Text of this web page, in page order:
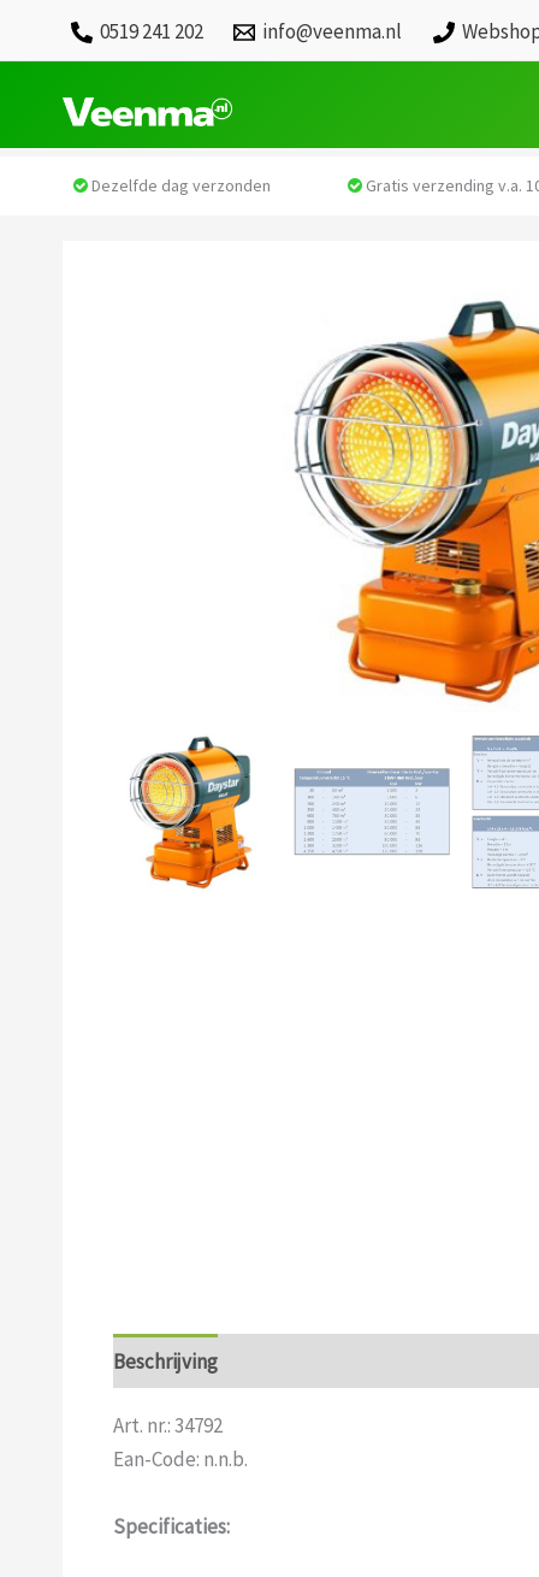
0519 241 202 info@veenma.nl
Beschrijving
Art. nr.: 34792
Ean-Code: n.n.b.
Specificaties:
Dezelfde dag verzonden Gratis verzending v.a.